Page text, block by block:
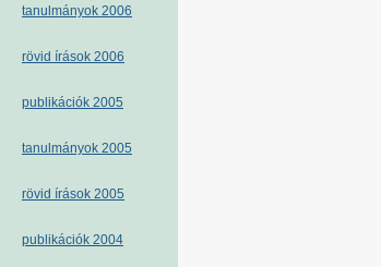
tanulmányok 2006
rövid írások 2006
publikációk 2005
tanulmányok 2005
rövid írások 2005
publikációk 2004